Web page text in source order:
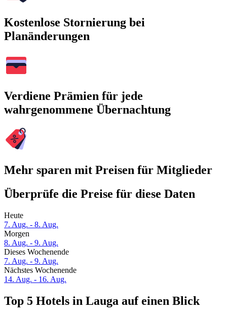
Kostenlose Stornierung bei
Planänderungen
Verdiene Prämien für jede
wahrgenommene Übernachtung
Mehr sparen mit Preisen für Mitglieder
Überprüfe die Preise für diese Daten
Heute
7. Aug. - 8. Aug.
Morgen
8. Aug. - 9. Aug.
Dieses Wochenende
7. Aug. - 9. Aug.
Nächstes Wochenende
14. Aug. - 16. Aug.
Top 5 Hotels in Lauga auf einen Blick